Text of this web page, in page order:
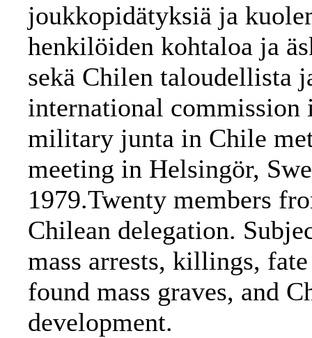
joukkopidätyksiä ja
henkilöiden kohtaloa ja
sekä Chilen taloudellista
international commission
military junta in Chile
meeting in Helsingör,
1979.Twenty members
Chilean delegation.
mass arrests, killings,
found mass graves, and
development.